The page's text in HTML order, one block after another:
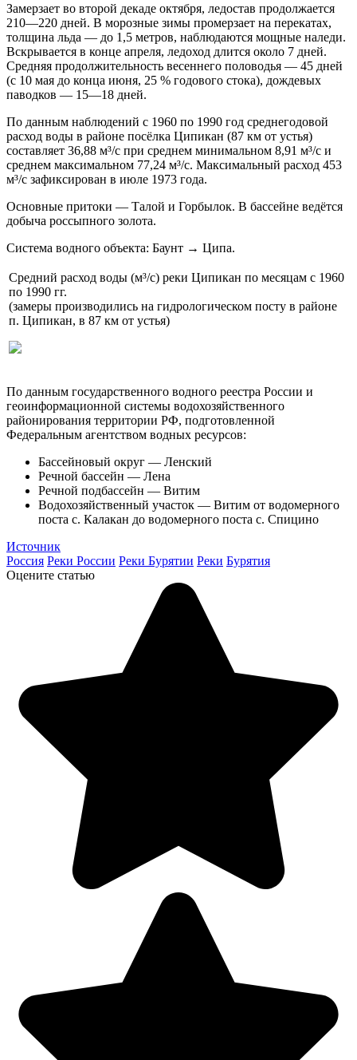
Замерзает во второй декаде октября, ледостав продолжается
210—220 дней. В морозные зимы промерзает на перекатах,
толщина льда — до 1,5 метров, наблюдаются мощные наледи.
Вскрывается в конце апреля, ледоход длится около 7 дней.
Средняя продолжительность весеннего половодья — 45 дней
(с 10 мая до конца июня, 25 % годового стока), дождевых
паводков — 15—18 дней.
По данным наблюдений с 1960 по 1990 год среднегодовой
расход воды в районе посёлка Ципикан (87 км от устья)
составляет 36,88 м³/с при среднем минимальном 8,91 м³/с и
среднем максимальном 77,24 м³/с. Максимальный расход 453
м³/с зафиксирован в июле 1973 года.
Основные притоки — Талой и Горбылок. В бассейне ведётся
добыча россыпного золота.
Система водного объекта: Баунт → Ципа.
Средний расход воды (м³/с) реки Ципикан по месяцам с 1960
по 1990 гг.
(замеры производились на гидрологическом посту в районе
п. Ципикан, в 87 км от устья)
По данным государственного водного реестра России и
геоинформационной системы водохозяйственного
районирования территории РФ, подготовленной
Федеральным агентством водных ресурсов:
Бассейновый округ — Ленский
Речной бассейн — Лена
Речной подбассейн — Витим
Водохозяйственный участок — Витим от водомерного
поста с. Калакан до водомерного поста с. Спицино
Источник
Россия Реки России Реки Бурятии Реки Бурятия
Оцените статью